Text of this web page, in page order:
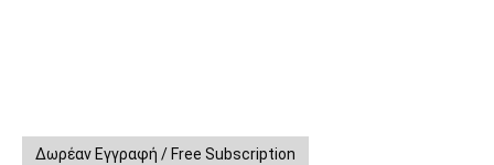
Δωρέαν Εγγραφή / Free Subscription